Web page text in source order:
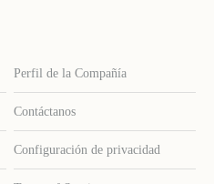
Perfil de la Compañía
Contáctanos
Configuración de privacidad